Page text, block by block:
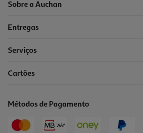
Sobre a Auchan
Entregas
Serviços
Cartões
Métodos de Pagamento